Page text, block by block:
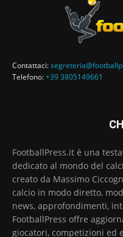
Contattaci:
Telefono:+39 3805149661
FootballPress.it è una
dedicato al mondo del
creato da Massimo
calcio in modo diretto,
news, approfondimenti,
FootballPress offre
giocatori, competizioni ed